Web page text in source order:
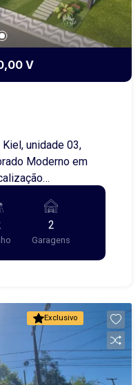
possibilidade de
alargando
de preço.
V
Kiel, unidade 03,
é a escolha
qualidade e
escolas e vias
2
Garagens
Exclusivo